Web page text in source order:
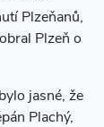
Plzeňanů,
Plzeň o
jasné, že
Plachý,